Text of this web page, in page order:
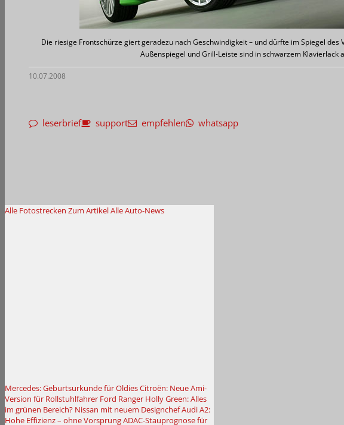
Die riesige Frontschürze giert geradezu nach Geschwindigkeit – und dürfte im Spiegel
Außenspiegel und Grill-Leiste sind in schwarzem Klavierlack
10.07.2008
leserbrief support empfehlen whatsapp
Alle Fotostrecken Zum ArtikelAlle Auto-News
Mercedes: Geburtsurkunde für OldiesCitroën: Neue Ami-
Version für Rollstuhlfahrer Ford Ranger Holly Green: Alles
im grünen Bereich? Nissan mit neuem DesignchefAudi A2:
Hohe Effizienz – ohne VorsprungADAC-Stauprognose für